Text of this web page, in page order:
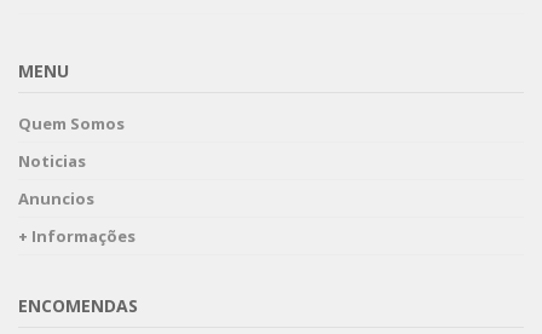
MENU
Quem Somos
Noticias
Anuncios
+ Informações
ENCOMENDAS